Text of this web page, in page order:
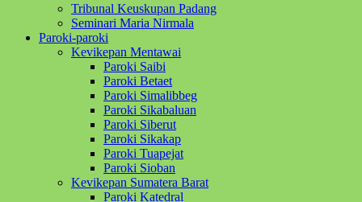
Tribunal Keuskupan Padang
Seminari Maria Nirmala
Paroki-paroki
Kevikepan Mentawai
Paroki Saibi
Paroki Betaet
Paroki Simalibbeg
Paroki Sikabaluan
Paroki Siberut
Paroki Sikakap
Paroki Tuapejat
Paroki Sioban
Kevikepan Sumatera Barat
Paroki Katedral